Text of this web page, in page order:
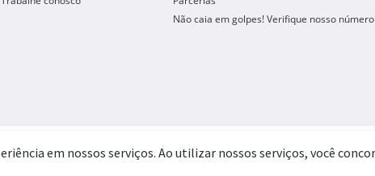
Não caia em golpes! Verifique nosso número